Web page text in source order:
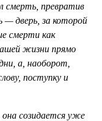
смерть, превратив
— дверь, за которой
смерти как
жизни прямо
а, наоборот,
поступку и
она созидается уже